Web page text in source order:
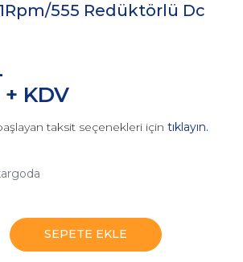
555 Redüktörlü Dc
+ KDV
taksit seçenekleri için tıklayın.
SEPETE EKLE